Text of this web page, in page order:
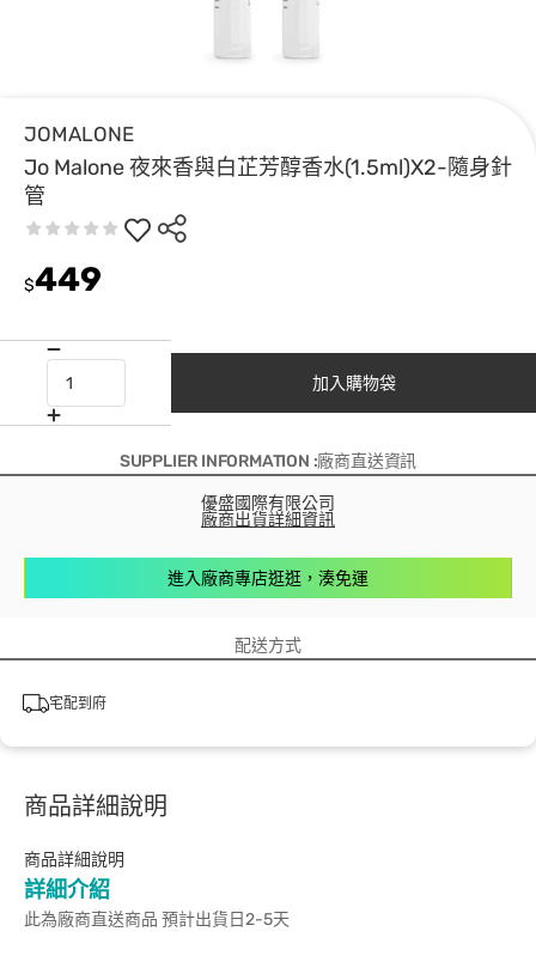
JOMALONE
Jo Malone 夜來香與白芷芳醇香水(1.5ml)X2-隨身針
管
$449
加入購物袋
SUPPLIER INFORMATION :廠商直送資訊
優盛國際有限公司
廠商出貨詳細資訊
進入廠商專店逛逛，湊免運
配送方式
宅配到府
商品詳細說明
商品詳細說明
詳細介紹
此為廠商直送商品 預計出貨日2-5天